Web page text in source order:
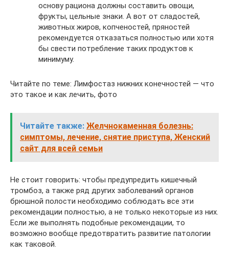
основу рациона должны составить овощи,
фрукты, цельные знаки. А вот от сладостей,
животных жиров, копченостей, пряностей
рекомендуется отказаться полностью или хотя
бы свести потребление таких продуктов к
минимуму.
Читайте по теме: Лимфостаз нижних конечностей — что
это такое и как лечить, фото
Читайте также: Желчнокаменная болезнь:
симптомы, лечение, снятие приступа, Женский
сайт для всей семьи
Не стоит говорить: чтобы предупредить кишечный
тромбоз, а также ряд других заболеваний органов
брюшной полости необходимо соблюдать все эти
рекомендации полностью, а не только некоторые из них.
Если же выполнять подобные рекомендации, то
возможно вообще предотвратить развитие патологии
как таковой.